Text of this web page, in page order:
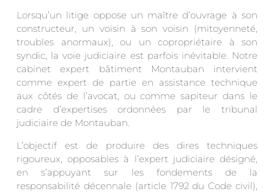
Lorsqu’un litige oppose un maître d’ouvrage à son
constructeur, un voisin à son voisin (mitoyenneté,
troubles anormaux), ou un copropriétaire à son
syndic, la voie judiciaire est parfois inévitable. Notre
cabinet expert bâtiment Montauban intervient
comme expert de partie en assistance technique
aux côtés de l’avocat, ou comme sapiteur dans le
cadre d’expertises ordonnées par le tribunal
judiciaire de Montauban.
L’objectif est de produire des dires techniques
rigoureux, opposables à l’expert judiciaire désigné,
en s’appuyant sur les fondements de la
responsabilité décennale (article 1792 du Code civil),